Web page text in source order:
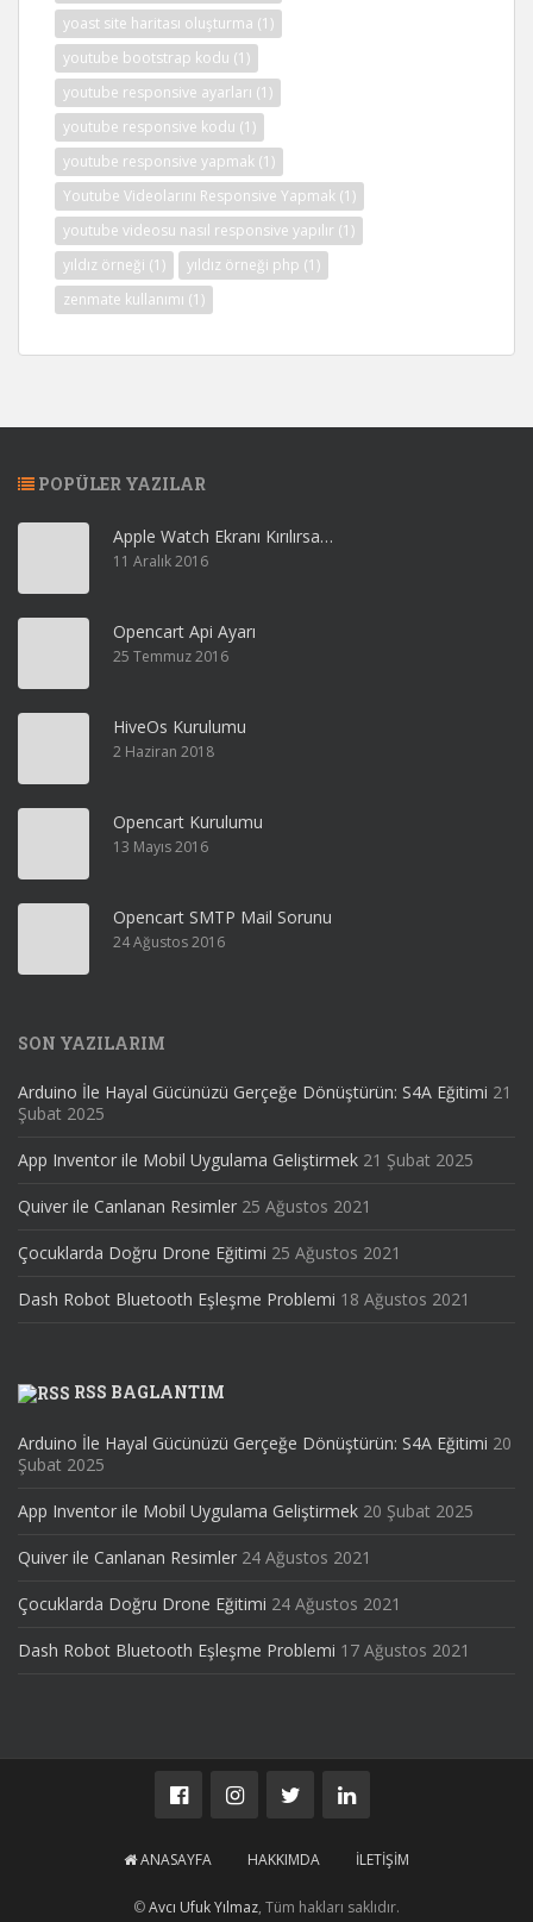
yoast site haritası oluşturma (1)
youtube bootstrap kodu (1)
youtube responsive ayarları (1)
youtube responsive kodu (1)
youtube responsive yapmak (1)
Youtube Videolarını Responsive Yapmak (1)
youtube videosu nasıl responsive yapılır (1)
yıldız örneği (1) yıldız örneği php (1)
zenmate kullanımı (1)
POPÜLER YAZILAR
Apple Watch Ekranı Kırılırsa…
11 Aralık 2016
Opencart Api Ayarı
25 Temmuz 2016
HiveOs Kurulumu
2 Haziran 2018
Opencart Kurulumu
13 Mayıs 2016
Opencart SMTP Mail Sorunu
24 Ağustos 2016
SON YAZILARIM
Arduino İle Hayal Gücünüzü Gerçeğe Dönüştürün: S4A Eğitimi 21
Şubat 2025
App Inventor ile Mobil Uygulama Geliştirmek 21 Şubat 2025
Quiver ile Canlanan Resimler 25 Ağustos 2021
Çocuklarda Doğru Drone Eğitimi 25 Ağustos 2021
Dash Robot Bluetooth Eşleşme Problemi 18 Ağustos 2021
RSS BAGLANTIM
Arduino İle Hayal Gücünüzü Gerçeğe Dönüştürün: S4A Eğitimi 20
Şubat 2025
App Inventor ile Mobil Uygulama Geliştirmek 20 Şubat 2025
Quiver ile Canlanan Resimler 24 Ağustos 2021
Çocuklarda Doğru Drone Eğitimi 24 Ağustos 2021
Dash Robot Bluetooth Eşleşme Problemi 17 Ağustos 2021
ANASAYFA HAKKIMDA İLETIŞIM
©Avcı Ufuk Yılmaz, Tüm hakları saklıdır.